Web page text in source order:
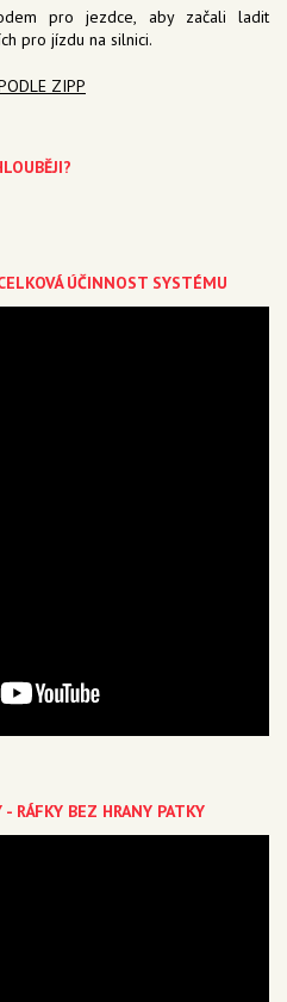
pro jezdce, aby začali ladit
pro jízdu na silnici.
ZIPP
ÚČINNOST SYSTÉMU
RÁFKY BEZ HRANY PATKY